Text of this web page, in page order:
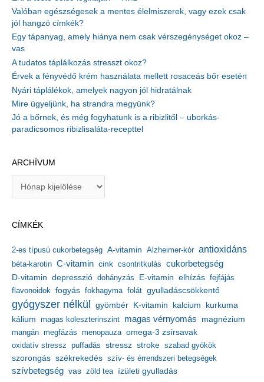
Valóban egészségesek a mentes élelmiszerek, vagy ezek csak
jól hangzó címkék?
Egy tápanyag, amely hiánya nem csak vérszegénységet okoz –
vas
A tudatos táplálkozás stresszt okoz?
Érvek a fényvédő krém használata mellett rosaceás bőr esetén
Nyári táplálékok, amelyek nagyon jól hidratálnak
Mire ügyeljünk, ha strandra megyünk?
Jó a bőrnek, és még fogyhatunk is a ribizlitől – uborkás-
paradicsomos ribizlisaláta-recepttel
ARCHÍVUM
í
u
m
CÍMKÉK
2-es típusú cukorbetegség A-vitamin Alzheimer-kór antioxidáns
béta-karotin C-vitamin cink csontritkulás cukorbetegség
D-vitamin depresszió dohányzás E-vitamin elhízás fejfájás
flavonoidok fogyás fokhagyma folát gyulladáscsökkentő
gyógyszer nélkül gyömbér K-vitamin kalcium kurkuma
kálium magas koleszterinszint magas vérnyomás magnézium
mangán megfázás menopauza omega-3 zsírsavak
oxidatív stressz puffadás stressz stroke szabad gyökök
szorongás székrekedés szív- és érrendszeri betegségek
szívbetegség vas zöld tea ízületi gyulladás